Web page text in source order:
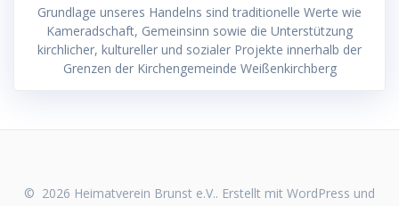
Grundlage unseres Handelns sind traditionelle Werte wie
Kameradschaft, Gemeinsinn sowie die Unterstützung
kirchlicher, kultureller und sozialer Projekte innerhalb der
Grenzen der Kirchengemeinde Weißenkirchberg
© 2026 Heimatverein Brunst e.V.. Erstellt mit WordPress und